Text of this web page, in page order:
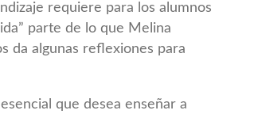
requiere para los alumnos
parte de lo que Melina
da algunas reflexiones para
que desea enseñar a